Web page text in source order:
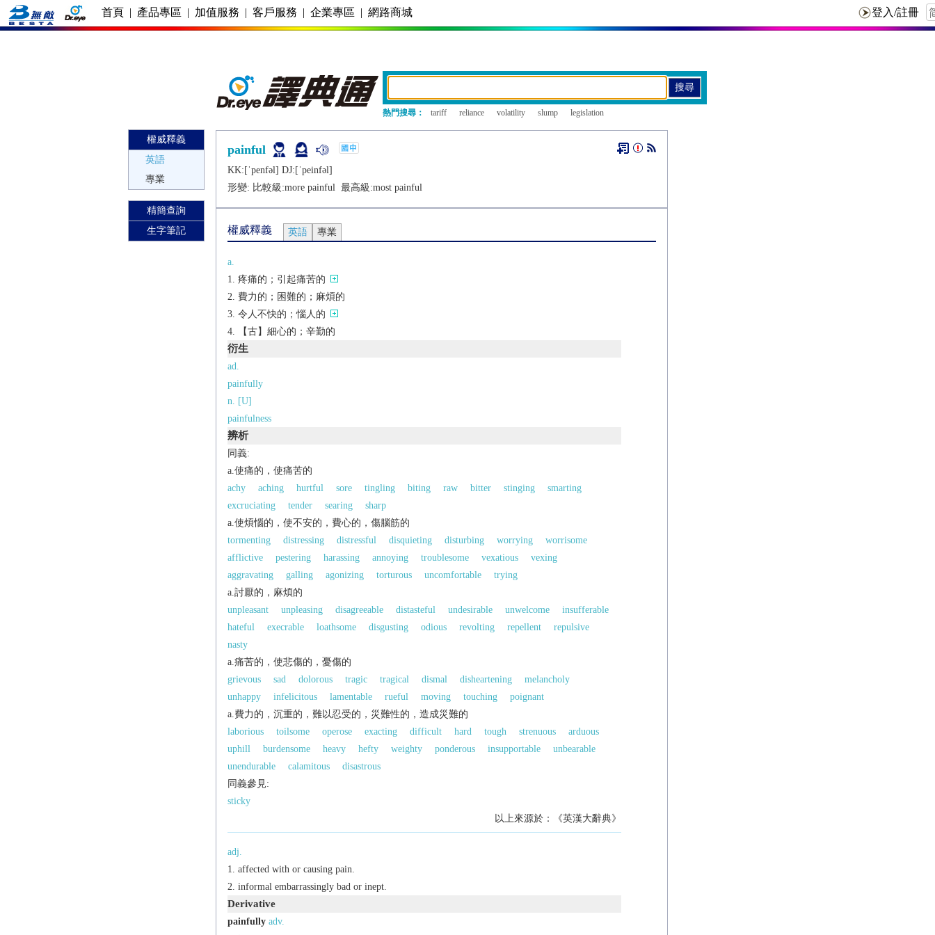
首頁 | 產品專區 | 加值服務 | 客戶服務 | 企業專區 | 網路商城
熱門搜尋： tariff reliance volatility slump legislation
權威釋義
英語
專業
精簡查詢
生字筆記
painful
KK:[ˈpеnfǝl] DJ:[ˈpеinfǝl]
形變: 比較級:more painful 最高級:most painful
權威釋義 英語 專業
a.
疼痛的；引起痛苦的
費力的；困難的；麻煩的
令人不快的；惱人的
【古】細心的；辛勤的
衍生
ad.
painfully
n. [U]
painfulness
辨析
同義:
a.使痛的，使痛苦的
achy
aching hurtful sore tingling biting raw bitter stinging
smarting
excruciating
tender searing
sharp
a.使煩惱的，使不安的，費心的，傷腦筋的
tormenting
distressing distressful disquieting disturbing worrying
worrisome
afflictive
pestering harassing annoying troublesome vexatious
vexing
aggravating
galling agonizing torturous uncomfortable
trying
a.討厭的，麻煩的
unpleasant
unpleasing disagreeable distasteful undesirable unwelcome
insufferable
hateful
execrable loathsome disgusting odious revolting repellent
repulsive
nasty
a.痛苦的，使悲傷的，憂傷的
grievous
sad dolorous tragic tragical dismal disheartening
melancholy
unhappy
infelicitous lamentable rueful moving touching
poignant
a.費力的，沉重的，難以忍受的，災難性的，造成災難的
laborious
toilsome operose exacting difficult hard tough strenuous
arduous
uphill
burdensome heavy hefty weighty ponderous insupportable
unbearable
unendurable
calamitous
disastrous
同義參見:
sticky
以上來源於：《英漢大辭典》
adj.
affected with or causing pain.
informal embarrassingly bad or inept.
Derivative
painfully adv.